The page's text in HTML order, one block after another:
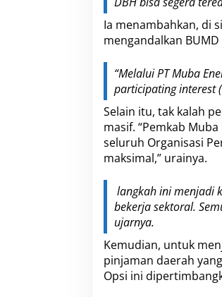
k
a
l
Ia menambahkan, di
mengandalkan
“Melalui PT Muba
participating interest
Selain itu, tak kalah
masif. “Pemkab
seluruh Organisasi
maksimal,” urainya.
langkah ini menjadi
bekerja sektoral.
ujarnya.
Kemudian, untuk
pinjaman daerah
Opsi ini